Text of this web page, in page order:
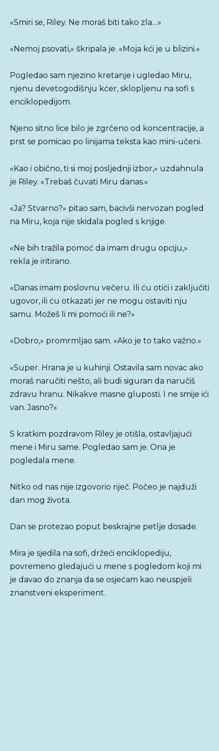
«Smiri se, Riley. Ne moraš biti tako zla…»
«Nemoj psovati,» škripala je. «Moja kći je u blizini.»
Pogledao sam njezino kretanje i ugledao Miru,
njenu devetogodišnju kćer, sklopljenu na sofi s
enciklopedijom.
Njeno sitno lice bilo je zgrčeno od koncentracije, a
prst se pomicao po linijama teksta kao mini-učeni.
«Kao i obično, ti si moj posljednji izbor,» uzdahnula
je Riley. «Trebaš čuvati Miru danas.»
«Ja? Stvarno?» pitao sam, bacivši nervozan pogled
na Miru, koja nije skidala pogled s knjige.
«Ne bih tražila pomoć da imam drugu opciju,»
rekla je iritirano.
«Danas imam poslovnu večeru. Ili ću otići i zaključiti
ugovor, ili ću otkazati jer ne mogu ostaviti nju
samu. Možeš li mi pomoći ili ne?»
«Dobro,» promrmljao sam. «Ako je to tako važno.»
«Super. Hrana je u kuhinji. Ostavila sam novac ako
moraš naručiti nešto, ali budi siguran da naručiš
zdravu hranu. Nikakve masne gluposti. I ne smije ići
van. Jasno?»
S kratkim pozdravom Riley je otišla, ostavljajući
mene i Miru same. Pogledao sam je. Ona je
pogledala mene.
Nitko od nas nije izgovorio riječ. Počeo je najduži
dan mog života.
Dan se protezao poput beskrajne petlje dosade.
Mira je sjedila na sofi, držeći enciklopediju,
povremeno gledajući u mene s pogledom koji mi
je davao do znanja da se osjećam kao neuspjeli
znanstveni eksperiment.